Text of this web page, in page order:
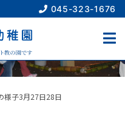
045-323-1676
らせ
様子3月27日28日